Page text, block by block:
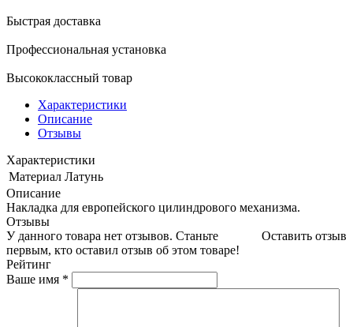
Быстрая доставка
Профессиональная установка
Высококлассный товар
Характеристики
Описание
Отзывы
Характеристики
Материал Латунь
Описание
Накладка для европейского цилиндрового механизма.
Отзывы
Оставить отзыв
У данного товара нет отзывов. Станьте
первым, кто оставил отзыв об этом товаре!
Рейтинг
Ваше имя *